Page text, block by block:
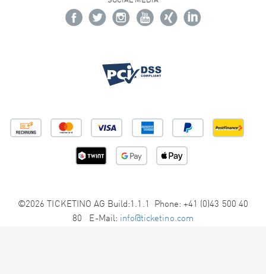
©2026 TICKETINO AG Build:1.1.1 Phone: +41 (0)43 500 40
80 E-Mail: info@ticketino.com